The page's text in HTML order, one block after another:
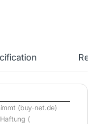
(buy-net.de)
(